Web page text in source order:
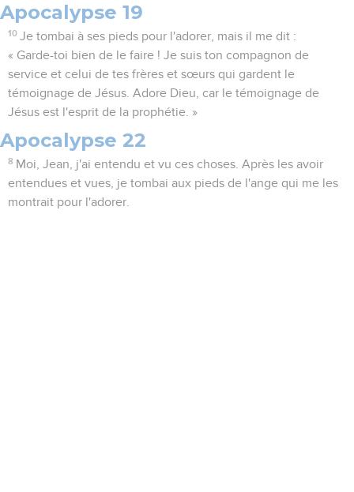
Apocalypse 19
10 Je tombai à ses pieds pour l'adorer, mais il me dit :
« Garde-toi bien de le faire ! Je suis ton compagnon de
service et celui de tes frères et sœurs qui gardent le
témoignage de Jésus. Adore Dieu, car le témoignage de
Jésus est l'esprit de la prophétie. »
Apocalypse 22
8 Moi, Jean, j'ai entendu et vu ces choses. Après les avoir
entendues et vues, je tombai aux pieds de l'ange qui me les
montrait pour l'adorer.